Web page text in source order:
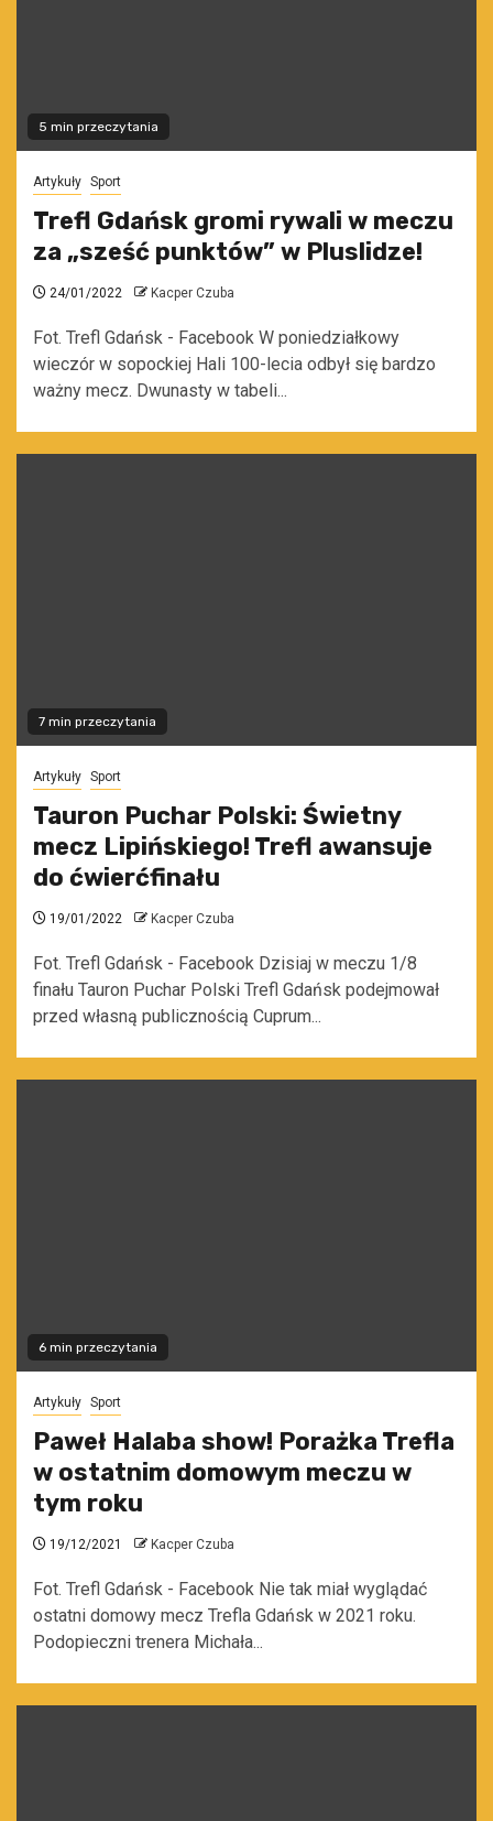
5 min przeczytania
Artykuły Sport
Trefl Gdańsk gromi rywali w meczu
za „sześć punktów” w Pluslidze!
24/01/2022 Kacper Czuba
Fot. Trefl Gdańsk - Facebook W poniedziałkowy
wieczór w sopockiej Hali 100-lecia odbył się bardzo
ważny mecz. Dwunasty w tabeli...
7 min przeczytania
Artykuły Sport
Tauron Puchar Polski: Świetny
mecz Lipińskiego! Trefl awansuje
do ćwierćfinału
19/01/2022 Kacper Czuba
Fot. Trefl Gdańsk - Facebook Dzisiaj w meczu 1/8
finału Tauron Puchar Polski Trefl Gdańsk podejmował
przed własną publicznością Cuprum...
6 min przeczytania
Artykuły Sport
Paweł Halaba show! Porażka Trefla
w ostatnim domowym meczu w
tym roku
19/12/2021 Kacper Czuba
Fot. Trefl Gdańsk - Facebook Nie tak miał wyglądać
ostatni domowy mecz Trefla Gdańsk w 2021 roku.
Podopieczni trenera Michała...